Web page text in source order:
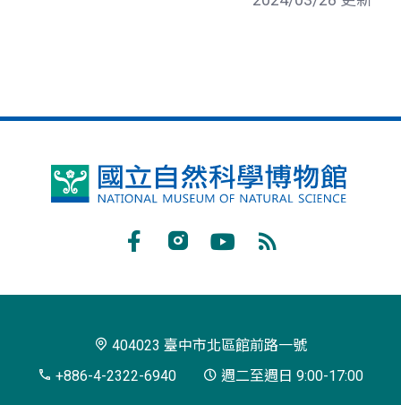
國
博
閱
404023 臺中市北區館前路一號
+886-4-2322-6940
週二至週日 9:00-17:00